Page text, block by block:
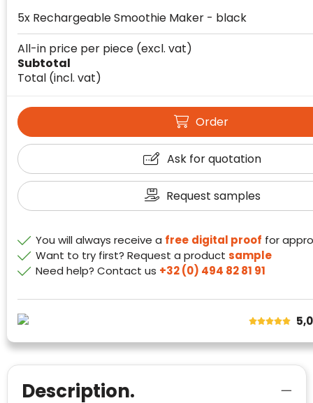
5x Rechargeable Smoothie Maker - black
Subtotal
Total (incl. vat)
All-in price per piece (excl. vat)
Order
Ask for quotation
Request samples
You will always receive a free digital proof for
Want to try first? Request a product sample
Need help? Contact us +32 (0) 494 82 81 91
Description.
Klantenbeoordelingen laten zien hoe een
website in het algemeen aan de behoeften
van klanten voldoet.
Trustindex werkt samen met 137
beoordelingsplatforms om
echte, geverifieerde beoordelingen op één
plaats.
Alleen beoordelingen die voldoen aan de
bewezen is dat ze spamvrij zijn worden door
Trustindex meet voortdurend de
klanttevredenheid op basis van
beoordelingen. Minder dan 1% van de
ondervraagde klanten meldde een
onafhankelijk geverifieerd.
Trustindex controleert websites voortdurend